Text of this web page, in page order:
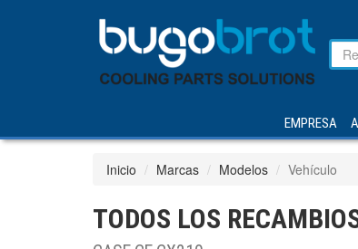
EMPRESA
Inicio Marcas Modelos Vehículo
TODOS LOS